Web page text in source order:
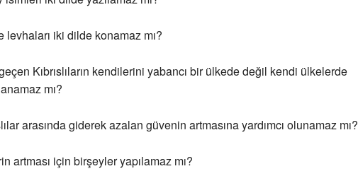
levhaları iki dilde konamaz mı?
Kıbrıslıların kendilerini yabancı bir ülkede değil kendi ülkelerde
mı?
arasında giderek azalan güvenin artmasına yardımcı olunamaz mı?
artması için birşeyler yapılamaz mı?